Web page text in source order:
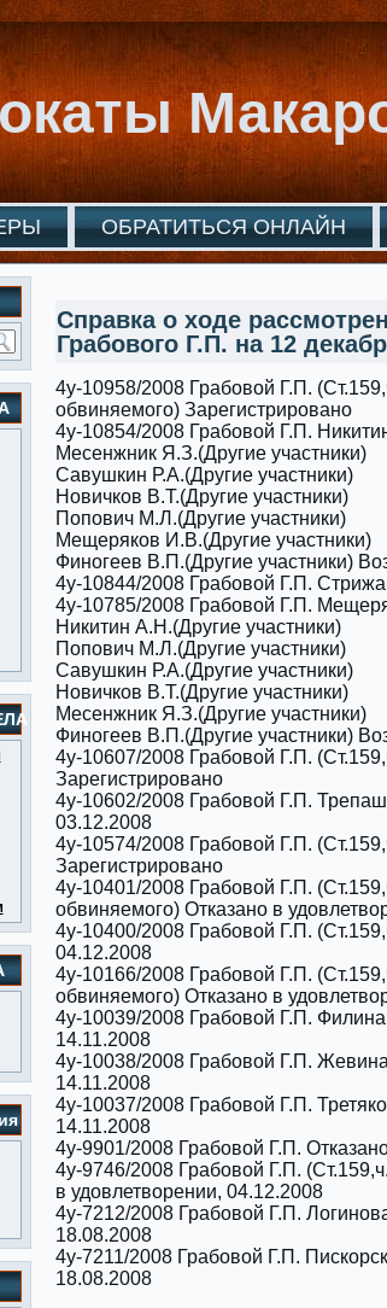
ОБРАТИТЬСЯ ОНЛАЙН
Справка о ходе
Грабового Г.П. на 12
4у-10958/2008 Грабовой Г.П.
обвиняемого) Зарегистрировано
4у-10854/2008 Грабовой Г.П.
Месенжник Я.З.(Другие участники)
Савушкин Р.А.(Другие участники)
Новичков В.Т.(Другие участники)
Попович М.Л.(Другие участники)
Мещеряков И.В.(Другие участники)
Финогеев В.П.(Другие участники)
4у-10844/2008 Грабовой Г.П.
4у-10785/2008 Грабовой Г.П.
Никитин А.Н.(Другие участники)
Попович М.Л.(Другие участники)
Савушкин Р.А.(Другие участники)
Новичков В.Т.(Другие участники)
Месенжник Я.З.(Другие участники)
Финогеев В.П.(Другие участники)
4у-10607/2008 Грабовой Г.П.
Зарегистрировано
4у-10602/2008 Грабовой Г.П.
03.12.2008
4у-10574/2008 Грабовой Г.П.
Зарегистрировано
4у-10401/2008 Грабовой Г.П.
обвиняемого) Отказано в
4у-10400/2008 Грабовой Г.П.
04.12.2008
4у-10166/2008 Грабовой Г.П.
обвиняемого) Отказано в
4у-10039/2008 Грабовой Г.П.
14.11.2008
4у-10038/2008 Грабовой Г.П.
14.11.2008
4у-10037/2008 Грабовой Г.П.
14.11.2008
4у-9901/2008 Грабовой Г.П.
4у-9746/2008 Грабовой Г.П.
в удовлетворении, 04.12.2008
4у-7212/2008 Грабовой Г.П.
18.08.2008
4у-7211/2008 Грабовой Г.П.
18.08.2008